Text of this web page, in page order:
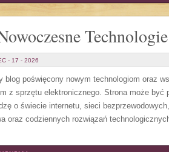
Technologie
- 17 - 2026
blog poświęcony nowym technologiom oraz
z sprzętu elektronicznego. Strona może być
o świecie internetu, sieci
oraz codziennych rozwiązań